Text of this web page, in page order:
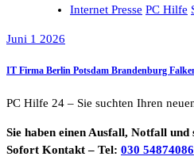
Internet Presse PC Hilfe
Juni 1 2026
IT Firma Berlin Potsdam Brandenburg
PC Hilfe 24 – Sie suchten Ihren
Sie haben einen Ausfall, Notfall
Sofort Kontakt – Tel: 030 54874086